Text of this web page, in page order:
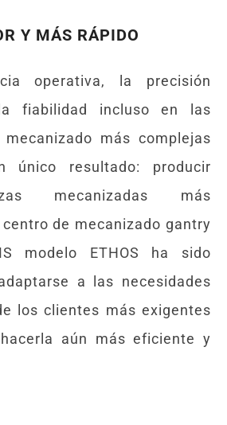
Y MÁS RÁPIDO
operativa, la precisión
fiabilidad incluso en las
más complejas
único resultado: producir
mecanizadas más
de mecanizado gantry
modelo ETHOS ha sido
a las necesidades
los clientes más exigentes
aún más eficiente y